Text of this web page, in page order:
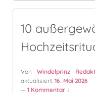
10
VonWindelprinz
aktualisiert:16. Mai 2026
—1 Kommentar ↓